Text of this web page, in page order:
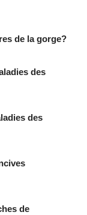
de la gorge?
des
des
de